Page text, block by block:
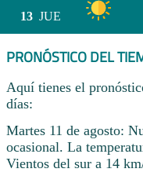
13 JUE
PRONÓSTICO DEL
Aquí tienes el
días:
Martes 11 de agosto:
ocasional. La
Vientos del sur a 14